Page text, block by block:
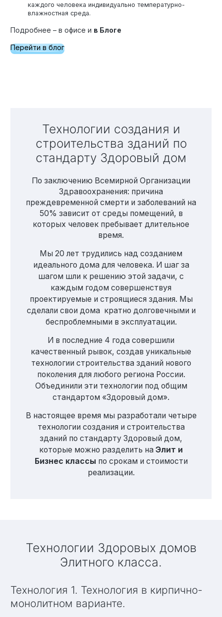
каждого человека индивидуально температурно-
влажностная среда.
Подробнее – в офисе и в Блоге
Перейти в блог
Технологии создания и
строительства зданий по
стандарту Здоровый дом
По заключению Всемирной Организации
Здравоохранения: причина
преждевременной смерти и заболеваний на
50% зависит от среды помещений, в
которых человек пребывает длительное
время.
Мы 20 лет трудились над созданием
идеального дома для человека. И шаг за
шагом шли к решению этой задачи, с
каждым годом совершенствуя
проектируемые и строящиеся здания. Мы
сделали свои дома кратно долговечными и
беспроблемными в эксплуатации.
И в последние 4 года совершили
качественный рывок, создав уникальные
технологии строительства зданий нового
поколения для любого региона России.
Объединили эти технологии под общим
стандартом «Здоровый дом».
В настоящее время мы разработали четыре
технологии создания и строительства
зданий по стандарту Здоровый дом,
которые можно разделить на Элит и
Бизнес классы по срокам и стоимости
реализации.
Технологии Здоровых домов
Элитного класса.
Технология 1. Технология в кирпично-
монолитном варианте.